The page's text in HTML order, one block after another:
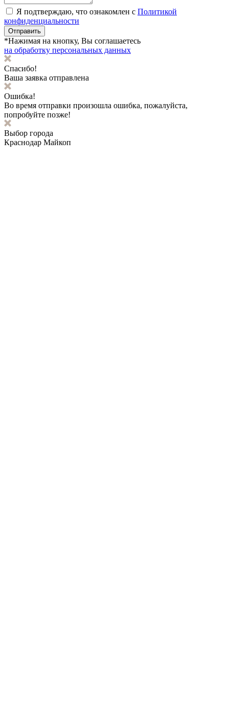
Я подтверждаю, что ознакомлен с Политикой
конфиденциальности
Отправить
*Нажимая на кнопку, Вы соглашаетесь
на обработку персональных данных
Спасибо!
Ваша заявка отправлена
Ошибка!
Во время отправки произошла ошибка, пожалуйста,
попробуйте позже!
Выбор города
Краснодар Майкоп